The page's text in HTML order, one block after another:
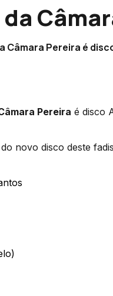
Câmara Pereira é
Pereira é disco
novo disco deste